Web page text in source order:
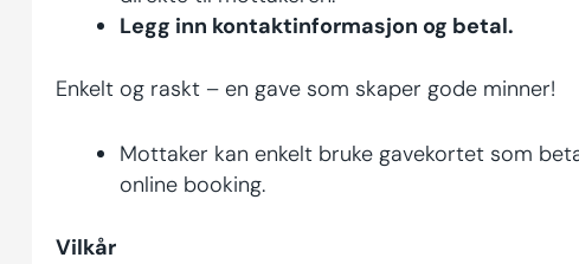
Legg inn kontaktinformasjon og betal.
Enkelt og raskt – en gave som skaper gode minner!
Mottaker kan enkelt bruke gavekortet som
online booking.
Vilkår